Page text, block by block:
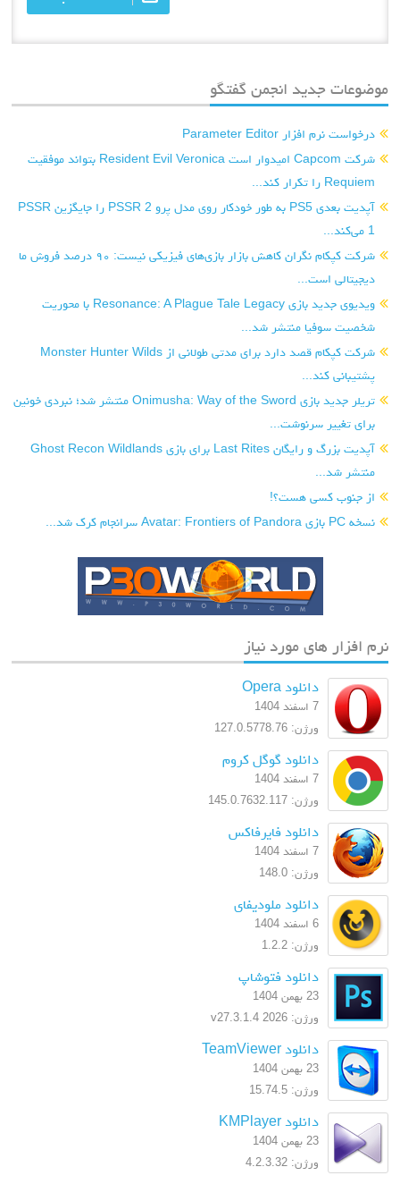
موضوعات جدید انجمن گفتگو
درخواست نرم افزار Parameter Editor
شرکت Capcom امیدوار است Resident Evil Veronica بتواند موفقیت
Requiem را تکرار کند...
آپدیت بعدی PS5 به طور خودکار روی مدل پرو PSSR 2 را جایگزین PSSR
1 می‌کند...
شرکت کپکام نگران کاهش بازار بازی‌های فیزیکی نیست: ۹۰ درصد فروش ما
دیجیتالی است...
ویدیوی جدید بازی Resonance: A Plague Tale Legacy با محوریت
شخصیت سوفیا منتشر شد...
شرکت کپکام قصد دارد برای مدتی طولانی از Monster Hunter Wilds
پشتیبانی کند...
تریلر جدید بازی Onimusha: Way of the Sword منتشر شد؛ نبردی خونین
برای تغییر سرنوشت...
آپدیت بزرگ و رایگان Last Rites برای بازی Ghost Recon Wildlands
منتشر شد...
از جنوب کسی هست؟!
نسخه PC بازی Avatar: Frontiers of Pandora سرانجام کرک شد...
نرم افزار های مورد نیاز
دانلود Opera
7 اسفند 1404
ورژن: 127.0.5778.76
دانلود گوگل کروم
7 اسفند 1404
ورژن: 145.0.7632.117
دانلود فایرفاکس
7 اسفند 1404
ورژن: 148.0
دانلود ملودیفای
6 اسفند 1404
ورژن: 1.2.2
دانلود فتوشاپ
23 بهمن 1404
ورژن: 2026 v27.3.1.4
دانلود TeamViewer
23 بهمن 1404
ورژن: 15.74.5
دانلود KMPlayer
23 بهمن 1404
ورژن: 4.2.3.32